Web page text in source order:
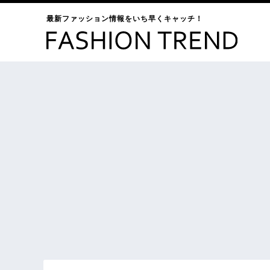
最新ファッション情報をいち早くキャッチ！